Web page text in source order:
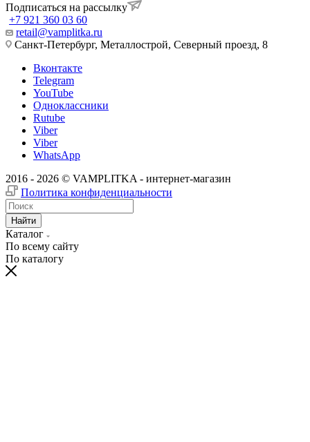
Подписаться на рассылку
+7 921 360 03 60
retail@vamplitka.ru
Санкт-Петербург, Металлострой, Северный проезд, 8
Вконтакте
Telegram
YouTube
Одноклассники
Rutube
Viber
Viber
WhatsApp
2016 - 2026 © VAMPLITKA - интернет-магазин
Политика конфиденциальности
Найти
Каталог
По всему сайту
По каталогу